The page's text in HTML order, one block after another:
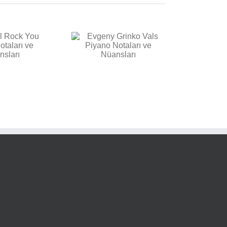
Grinko Vals
Notaları ve